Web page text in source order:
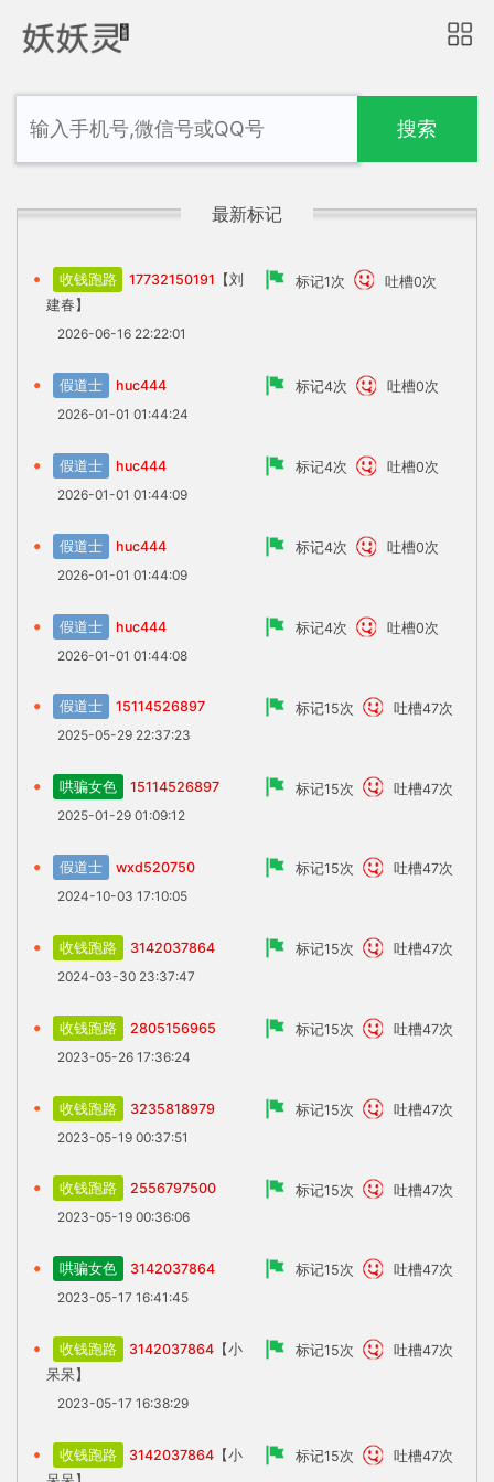
搜索
最新标记
收钱跑路 17732150191 【刘
建春】
2026-06-16 22:22:01
标记1次 吐槽0次
假道士
huc444
2026-01-01 01:44:24
标记4次 吐槽0次
假道士
huc444
2026-01-01 01:44:09
标记4次 吐槽0次
假道士
huc444
2026-01-01 01:44:09
标记4次 吐槽0次
假道士
huc444
2026-01-01 01:44:08
标记4次 吐槽0次
假道士
15114526897
2025-05-29 22:37:23
标记15次 吐槽47次
哄骗女色
15114526897
2025-01-29 01:09:12
标记15次 吐槽47次
假道士
wxd520750
2024-10-03 17:10:05
标记15次 吐槽47次
收钱跑路
3142037864
2024-03-30 23:37:47
标记15次 吐槽47次
收钱跑路
2805156965
2023-05-26 17:36:24
标记15次 吐槽47次
收钱跑路
3235818979
2023-05-19 00:37:51
标记15次 吐槽47次
收钱跑路
2556797500
2023-05-19 00:36:06
标记15次 吐槽47次
哄骗女色
3142037864
2023-05-17 16:41:45
标记15次 吐槽47次
收钱跑路 3142037864 【小
呆呆】
2023-05-17 16:38:29
标记15次 吐槽47次
收钱跑路 3142037864 【小
标记15次 吐槽47次